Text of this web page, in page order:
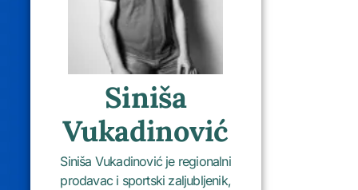
Siniša
Vukadinović
Siniša Vukadinović je regionalni
prodavac i sportski zaljubljenik,